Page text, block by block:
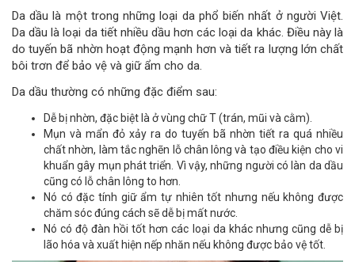
Da dầu là một trong những loại da phổ biến nhất ở người Việt.
Da dầu là loại da tiết nhiều dầu hơn các loại da khác. Điều này là
do tuyến bã nhờn hoạt động mạnh hơn và tiết ra lượng lớn chất
bôi trơn để bảo vệ và giữ ẩm cho da.
Da dầu thường có những đặc điểm sau:
Dễ bị nhờn, đặc biệt là ở vùng chữ T (trán, mũi và cằm).
Mụn và mẩn đỏ xảy ra do tuyến bã nhờn tiết ra quá nhiều
chất nhờn, làm tắc nghẽn lỗ chân lông và tạo điều kiện cho vi
khuẩn gây mụn phát triển. Vì vậy, những người có làn da dầu
cũng có lỗ chân lông to hơn.
Nó có đặc tính giữ ẩm tự nhiên tốt nhưng nếu không được
chăm sóc đúng cách sẽ dễ bị mất nước.
Nó có độ đàn hồi tốt hơn các loại da khác nhưng cũng dễ bị
lão hóa và xuất hiện nếp nhăn nếu không được bảo vệ tốt.